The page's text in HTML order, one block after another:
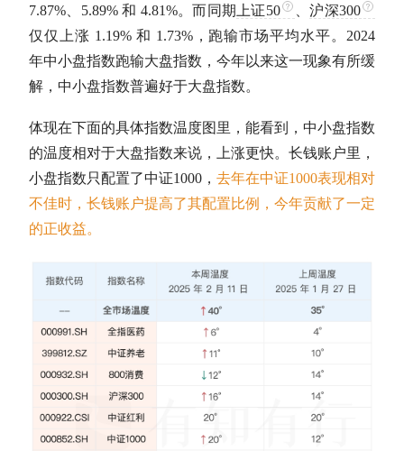
7.87%、5.89% 和 4.81%。而同期 上证50 、沪深300
仅仅上涨 1.19% 和 1.73%，跑输市场平均水平。2024
年中小盘指数跑输大盘指数，今年以来这一现象有所缓
解，中小盘指数普遍好于大盘指数。
体现在下面的具体指数温度图里，能看到，中小盘指数
的温度相对于大盘指数来说，上涨更快。长钱账户里，
小盘指数只配置了中证1000 ， 去年在中证1000表现相对
不佳时，长钱账户提高了其配置比例，今年贡献了一定
的正收益。